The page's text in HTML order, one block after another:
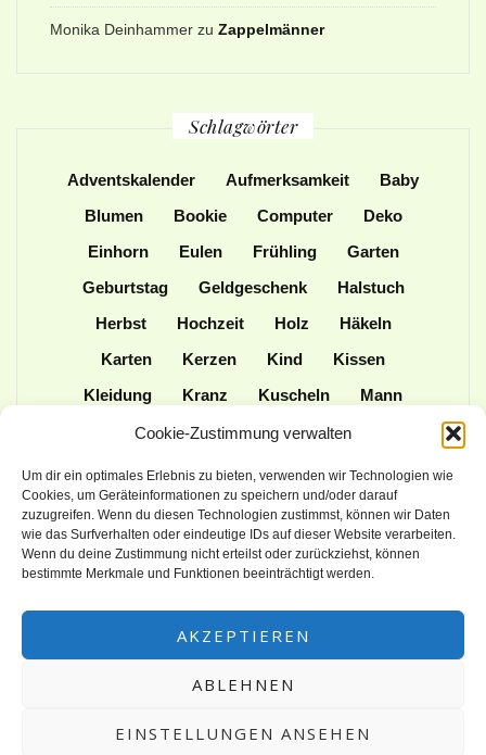
Cookie-Zustimmung verwalten
Um dir ein optimales Erlebnis zu bieten, verwenden wir Technologien wie
Cookies, um Geräteinformationen zu speichern und/oder darauf
zuzugreifen. Wenn du diesen Technologien zustimmst, können wir Daten
wie das Surfverhalten oder eindeutige IDs auf dieser Website verarbeiten.
Wenn du deine Zustimmung nicht erteilst oder zurückziehst, können
bestimmte Merkmale und Funktionen beeinträchtigt werden.
AKZEPTIEREN
ABLEHNEN
EINSTELLUNGEN ANSEHEN
Monika Deinhammer zu Zappelmänner
Schlagwörter
Adventskalender Aufmerksamkeit
Baby
Blumen
Bookie Computer
Deko
Einhorn
Eulen Frühling
Garten
Geburtstag
Geldgeschenk
Halstuch
Herbst
Hochzeit Holz
Häkeln
Karten
Kerzen Kind
Kissen
Kleidung
Kranz Kuscheln
Mann
Mütze
Naturmaterialien
Nähen
Ordner
Ostern
Patchwork
Plotter
Praktisches
Schulanfang
Spielen
Stampin up Stoff
Stricken
Tasche
Tiere Upcycling
Weihnachten
Wolle